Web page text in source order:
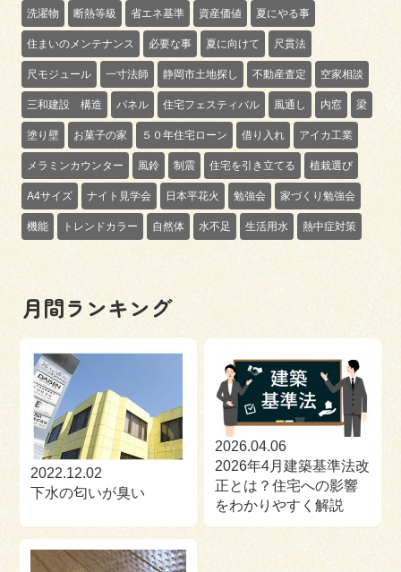
洗濯物 断熱等級 省エネ基準 資産価値 夏にやる事
住まいのメンテナンス 必要な事 夏に向けて 尺貫法
尺モジュール 一寸法師 静岡市土地探し 不動産査定 空家相談
三和建設 構造 パネル 住宅フェスティバル 風通し 内窓 梁
塗り壁 お菓子の家 ５０年住宅ローン 借り入れ アイカ工業
メラミンカウンター 風鈴 制震 住宅を引き立てる 植栽選び
A4サイズ ナイト見学会 日本平花火 勉強会 家づくり勉強会
機能 トレンドカラー 自然体 水不足 生活用水 熱中症対策
月間ランキング
2022.12.02
下水の匂いが臭い
2026.04.06
2026年4月建築基準法改
正とは？住宅への影響
をわかりやすく解説